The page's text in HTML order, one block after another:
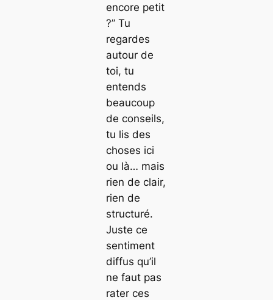
encore petit
?”Tu
regardes
autour de
toi, tu
entends
beaucoup
de conseils,
tu lis des
choses ici
ou là… mais
rien de clair,
rien de
structuré.
Juste ce
sentiment
diffus qu’il
ne faut pas
rater ces